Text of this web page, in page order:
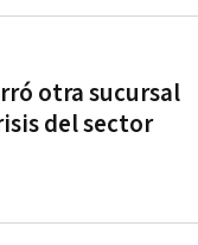
otra sucursal
del sector